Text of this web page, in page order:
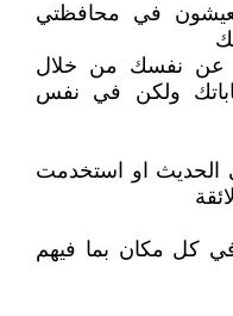
في محافظتي
عن نفسك من خلال
ولكن في نفس
الحديث او استخدمت
في كل مكان بما فيهم